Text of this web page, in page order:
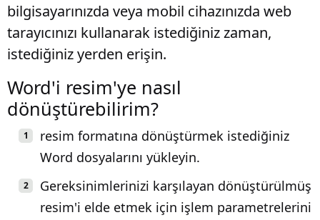
bilgisayarınızda veya mobil cihazınızda web
tarayıcınızı kullanarak istediğiniz zaman,
istediğiniz yerden erişin.
Word'i resim'ye nasıl
dönüştürebilirim?
resim formatına dönüştürmek istediğiniz
Word dosyalarını yükleyin.
Gereksinimlerinizi karşılayan dönüştürülmüş
resim'i elde etmek için işlem parametrelerini